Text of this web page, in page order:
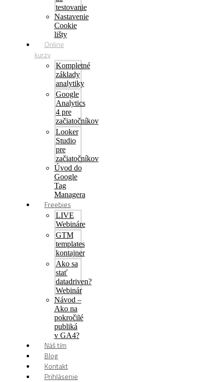
testovanie
Nastavenie
Cookie
lišty
Online
kurzy
Kompletné
základy
analytiky
Google
Analytics
4 pre
začiatočníkov
Looker
Studio
pre
začiatočníkov
Úvod do
Google
Tag
Managera
Freebies
LIVE
Webináre
GTM
templates
kontajner
Ako sa
stať
datadriven?
Webinár
Návod –
Ako na
pokročilé
publiká
v GA4?
Náš tím
Blog
Kontakt
Prihlásenie